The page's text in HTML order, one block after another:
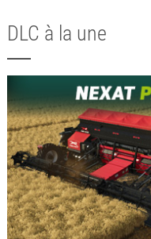
DLC à la une